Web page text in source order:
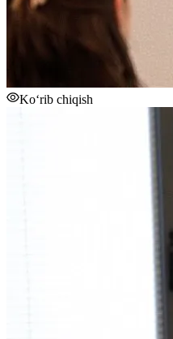
Ko‘rib chiqish